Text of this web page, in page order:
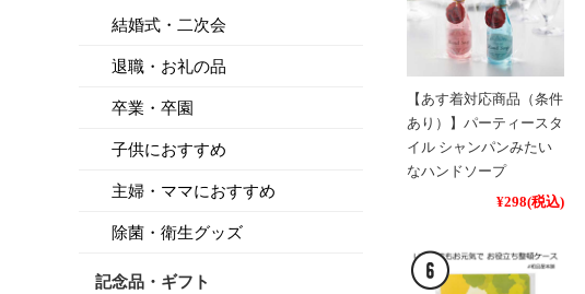
【あす着対応商品（条件
あり）】パーティースタ
イル シャンパンみたい
なハンドソープ
¥298(税込)
結婚式・二次会
退職・お礼の品
卒業・卒園
子供におすすめ
主婦・ママにおすすめ
除菌・衛生グッズ
記念品・ギフト